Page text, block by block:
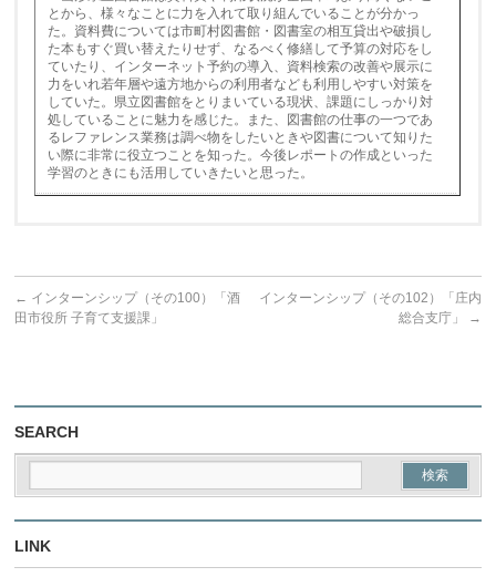
とから、様々なことに力を入れて取り組んでいることが分かっ
た。資料費については市町村図書館・図書室の相互貸出や破損し
た本もすぐ買い替えたりせず、なるべく修繕して予算の対応をし
ていたり、インターネット予約の導入、資料検索の改善や展示に
力をいれ若年層や遠方地からの利用者なども利用しやすい対策を
していた。県立図書館をとりまいている現状、課題にしっかり対
処していることに魅力を感じた。また、図書館の仕事の一つであ
るレファレンス業務は調べ物をしたいときや図書について知りた
い際に非常に役立つことを知った。今後レポートの作成といった
学習のときにも活用していきたいと思った。
← インターンシップ（その100）「酒
田市役所 子育て支援課」
インターンシップ（その102）「庄内
総合支庁」
→
SEARCH
LINK